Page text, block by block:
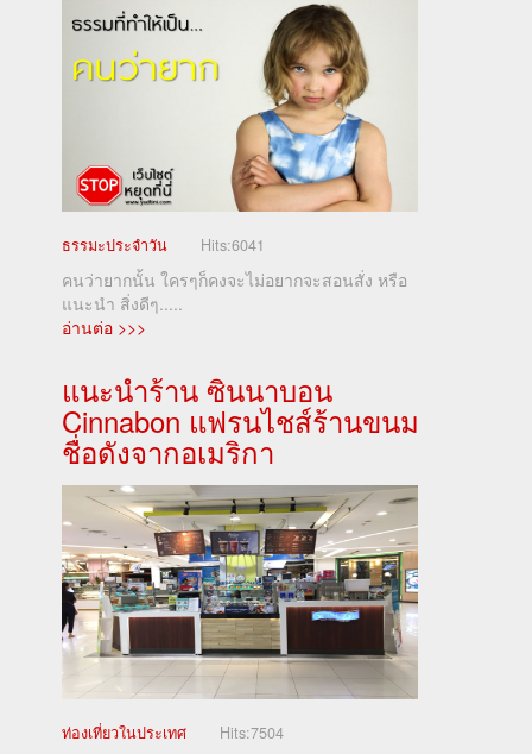
ธรรมะประจำวัน Hits:6041
คนว่ายากนั้น ใครๆก็คงจะไม่อยากจะสอนสั่ง หรือ
แนะนำ สิ่งดีๆ.....
อ่านต่อ >>>
แนะนำร้าน ซินนาบอน
Cinnabon แฟรนไชส์ร้านขนม
ชื่อดังจากอเมริกา
ท่องเที่ยวในประเทศ Hits:7504